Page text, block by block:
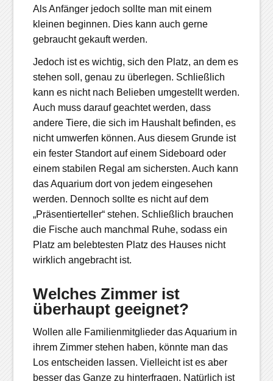
Als Anfänger jedoch sollte man mit einem
kleinen beginnen. Dies kann auch gerne
gebraucht gekauft werden.
Jedoch ist es wichtig, sich den Platz, an dem es
stehen soll, genau zu überlegen. Schließlich
kann es nicht nach Belieben umgestellt werden.
Auch muss darauf geachtet werden, dass
andere Tiere, die sich im Haushalt befinden, es
nicht umwerfen können. Aus diesem Grunde ist
ein fester Standort auf einem Sideboard oder
einem stabilen Regal am sichersten. Auch kann
das Aquarium dort von jedem eingesehen
werden. Dennoch sollte es nicht auf dem
„Präsentierteller“ stehen. Schließlich brauchen
die Fische auch manchmal Ruhe, sodass ein
Platz am belebtesten Platz des Hauses nicht
wirklich angebracht ist.
Welches Zimmer ist
überhaupt geeignet?
Wollen alle Familienmitglieder das Aquarium in
ihrem Zimmer stehen haben, könnte man das
Los entscheiden lassen. Vielleicht ist es aber
besser das Ganze zu hinterfragen. Natürlich ist